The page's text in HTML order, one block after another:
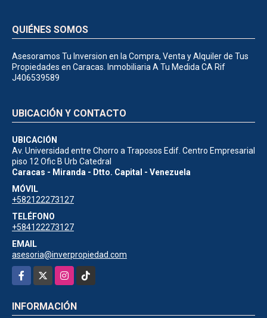
QUIÉNES SOMOS
Asesoramos Tu Inversion en la Compra, Venta y Alquiler de Tus
Propiedades en Caracas. Inmobiliaria A Tu Medida CA Rif
J406539589
UBICACIÓN Y CONTACTO
UBICACIÓN
Av. Universidad entre Chorro a Traposos Edif. Centro Empresarial
piso 12 Ofic B Urb Catedral
Caracas - Miranda - Dtto. Capital - Venezuela
MÓVIL
+582122273127
TELÉFONO
+584122273127
EMAIL
asesoria@inverpropiedad.com
Facebook
InstagramTikTok
INFORMACIÓN